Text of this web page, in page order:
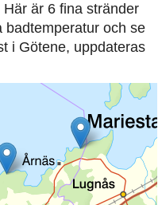
är 6 fina stränder
badtemperatur och se
i Götene, uppdateras